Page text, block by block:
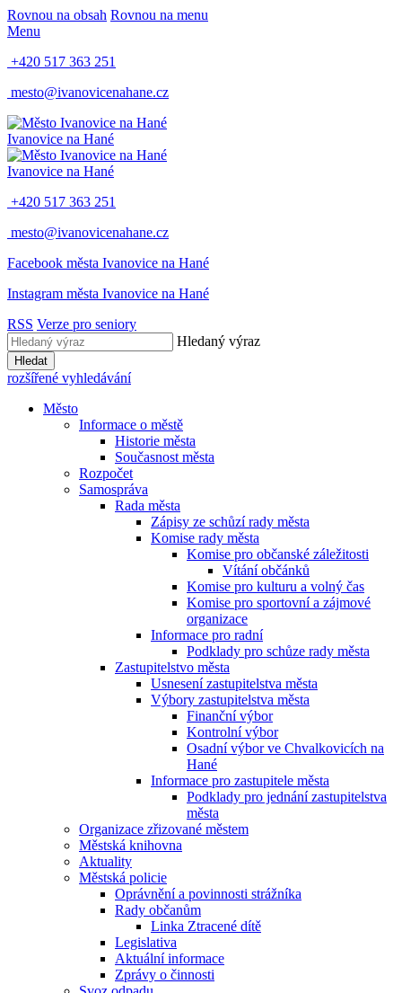
Rovnou na obsah Rovnou na menu
Menu
+420 517 363 251
mesto@ivanovicenahane.cz
Ivanovice na Hané
Ivanovice na Hané
+420 517 363 251
mesto@ivanovicenahane.cz
Facebook města Ivanovice na Hané
Instagram města Ivanovice na Hané
RSS Verze pro seniory
Hledaný výraz
Hledat
rozšířené vyhledávání
Město
Informace o městě
Historie města
Současnost města
Rozpočet
Samospráva
Rada města
Zápisy ze schůzí rady města
Komise rady města
Komise pro občanské záležitosti
Vítání občánků
Komise pro kulturu a volný čas
Komise pro sportovní a zájmové
organizace
Informace pro radní
Podklady pro schůze rady města
Zastupitelstvo města
Usnesení zastupitelstva města
Výbory zastupitelstva města
Finanční výbor
Kontrolní výbor
Osadní výbor ve Chvalkovicích na
Hané
Informace pro zastupitele města
Podklady pro jednání zastupitelstva
města
Organizace zřizované městem
Městská knihovna
Aktuality
Městská policie
Oprávnění a povinnosti strážníka
Rady občanům
Linka Ztracené dítě
Legislativa
Aktuální informace
Zprávy o činnosti